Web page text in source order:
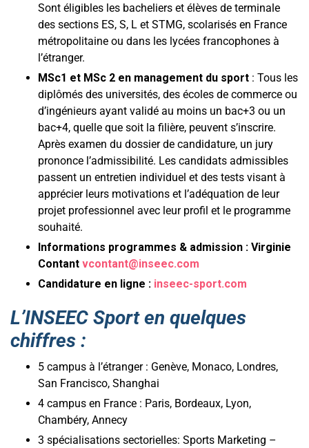
Sont éligibles les bacheliers et élèves de terminale
des sections ES, S, L et STMG, scolarisés en France
métropolitaine ou dans les lycées francophones à
l’étranger.
MSc1 et MSc 2 en management du sport : Tous les
diplômés des universités, des écoles de commerce ou
d’ingénieurs ayant validé au moins un bac+3 ou un
bac+4, quelle que soit la filière, peuvent s’inscrire.
Après examen du dossier de candidature, un jury
prononce l’admissibilité. Les candidats admissibles
passent un entretien individuel et des tests visant à
apprécier leurs motivations et l’adéquation de leur
projet professionnel avec leur profil et le programme
souhaité.
Informations programmes & admission : Virginie
Contant vcontant@inseec.com
Candidature en ligne : inseec-sport.com
L’INSEEC Sport en quelques
chiffres :
5 campus à l’étranger : Genève, Monaco, Londres,
San Francisco, Shanghai
4 campus en France : Paris, Bordeaux, Lyon,
Chambéry, Annecy
3 spécialisations sectorielles: Sports Marketing –